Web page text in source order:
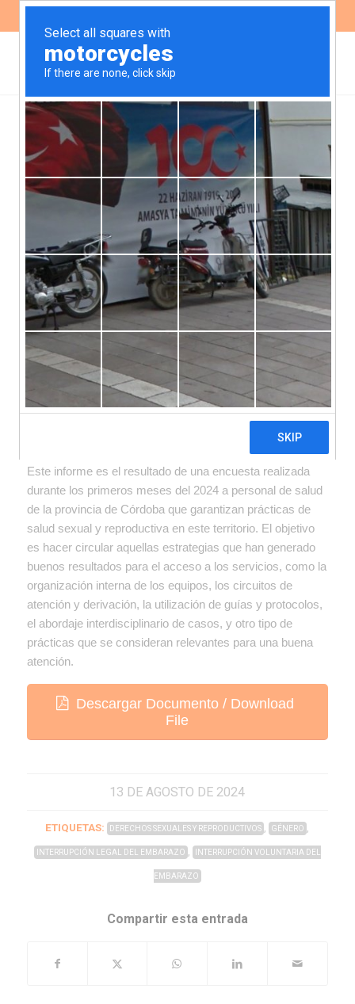
Buenas prácticas en la
atención de la
interrupción del
embarazo
Este informe es el resultado de una encuesta realizada
durante los primeros meses del 2024 a personal de salud
de la provincia de Córdoba que garantizan prácticas de
salud sexual y reproductiva en este territorio. El objetivo
es hacer circular aquellas estrategias que han generado
buenos resultados para el acceso a los servicios, como la
organización interna de los equipos, los circuitos de
atención y derivación, la utilización de guías y protocolos,
el abordaje interdisciplinario de casos, y otro tipo de
prácticas que se consideran relevantes para una buena
atención.
Descargar Documento / Download
File
13 DE AGOSTO DE 2024
ETIQUETAS: DERECHOS SEXUALES Y REPRODUCTIVOS , GÉNERO
INTERRUPCIÓN LEGAL DEL EMBARAZO , INTERRUPCIÓN VOLUNTARIA DEL
EMBARAZO
Compartir esta entrada